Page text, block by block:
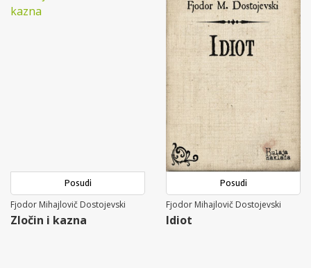
Posudi
Fjodor Mihajlovič Dostojevski
Zločin i kazna
Posudi
Fjodor Mihajlovič Dostojevski
Idiot